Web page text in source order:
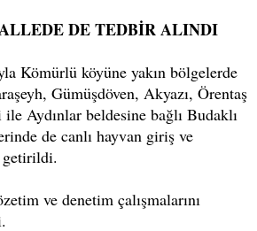
DE TEDBİR ALINDI
Kömürlü köyüne yakın bölgelerde
Gümüşdöven, Akyazı, Örentaş
Aydınlar beldesine bağlı Budaklı
de canlı hayvan giriş ve
getirildi.
ve denetim çalışmalarını